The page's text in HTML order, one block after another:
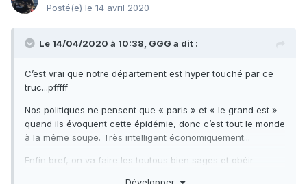
Posté(e) le 14 avril 2020
Le 14/04/2020 à 10:38, GGG a dit :
C’est vrai que notre département est hyper touché par ce
truc...pfffff
Nos politiques ne pensent que « paris » et « le grand est »
quand ils évoquent cette épidémie, donc c’est tout le monde
à la même soupe. Très intelligent économiquement...
Enfin bref, on va faire les toutous bien sages et obéir
Développer